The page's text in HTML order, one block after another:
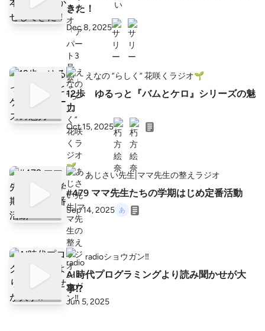
きた！
Dec 8, 2025
えなの ”らしく” 花咲くラジオ🌱
12歩 ゆるっと『バムとケロ』シリーズの魅
力
Oct 15, 2025
あじさい先生|ママ先生の整えラジオ
#479 ママ先生たちの学期はじめ定番活動
Sep 14, 2025
radioショウガン‼️
AI時代プログラミングより読み聞かせが大
事⁉️
Jun 5, 2025